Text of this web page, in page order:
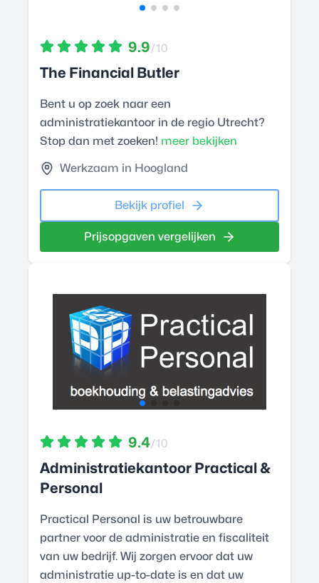
9.9/10
The Financial Butler
Bent u op zoek naar een
administratiekantoor in de regio Utrecht?
Stop dan met zoeken! meer bekijken
Werkzaam in Hoogland
Bekijk profiel
Prijsopgaven vergelijken
9.4/10
Administratiekantoor Practical &
Personal
Practical Personal is uw betrouwbare
partner voor de administratie en fiscaliteit
van uw bedrijf. Wij zorgen ervoor dat uw
administratie up-to-date is en dat uw